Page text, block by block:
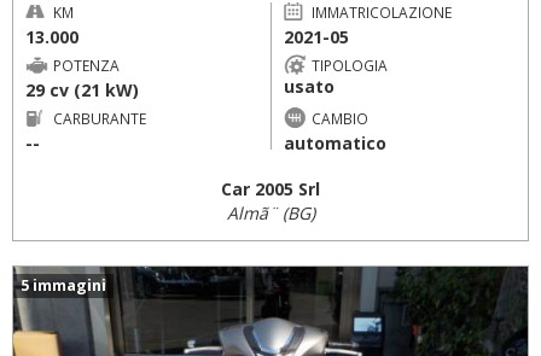
KM
13.000
IMMATRICOLAZIONE
2021-05
POTENZA
29 cv (21 kW)
TIPOLOGIA
usato
CARBURANTE
--
CAMBIO
automatico
Car 2005 Srl
Almã¨ (BG)
5 immagini